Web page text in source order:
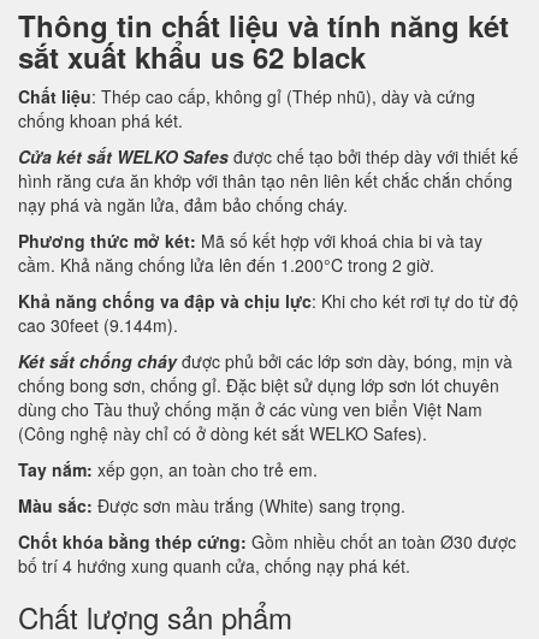
Thông tin chất liệu và tính năng két
sắt xuất khẩu us 62 black
Chất liệu: Thép cao cấp, không gỉ (Thép nhũ), dày và cứng
chống khoan phá két.
Cửa két sắt WELKO Safes được chế tạo bởi thép dày với thiết kế
hình răng cưa ăn khớp với thân tạo nên liên kết chắc chắn chống
nạy phá và ngăn lửa, đảm bảo chống cháy.
Phương thức mở két: Mã số kết hợp với khoá chia bi và tay
cầm. Khả năng chống lửa lên đến 1.200°C trong 2 giờ.
Khả năng chống va đập và chịu lực: Khi cho két rơi tự do từ độ
cao 30feet (9.144m).
Két sắt chống cháyđược phủ bởi các lớp sơn dày, bóng, mịn và
chống bong sơn, chống gỉ. Đặc biệt sử dụng lớp sơn lót chuyên
dùng cho Tàu thuỷ chống mặn ở các vùng ven biển Việt Nam
(Công nghệ này chỉ có ở dòng két sắt WELKO Safes).
Tay nắm: xếp gọn, an toàn cho trẻ em.
Màu sắc: Được sơn màu trắng (White) sang trọng.
Chốt khóa bằng thép cứng: Gồm nhiều chốt an toàn Ø30 được
bố trí 4 hướng xung quanh cửa, chống nạy phá két.
Chất lượng sản phẩm